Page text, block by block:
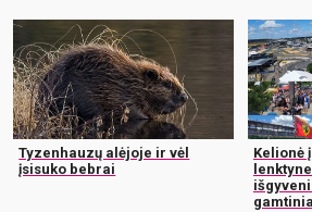
Tyzenhauzų alėjoje ir vėl
įsisuko bebrai
Kelionė